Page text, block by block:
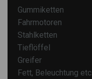
Gummiketten
Fahrmotoren
Stahlketten
Tieflöffel
Greifer
Fett, Beleuchtung etc.